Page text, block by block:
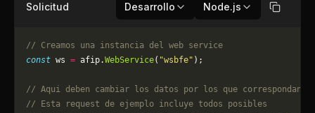
Solicitud Desarrollo Node.js Copiar
// Creamos una instancia del web service
const ws = afip.WebService( "wsbfe" );
// Aqui deben cambiar los datos por los que correspondan.
// Esta request de ejemplo incluye todos posibles